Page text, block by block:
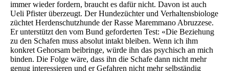
immer wieder fordern, braucht es dafür nicht. Davon ist auch
Ueli Pfister überzeugt. Der Hundezüchter und Verhaltensbiologe
züchtet Herdenschutzhunde der Rasse Maremmano Abruzzese.
Er unterstützt den vom Bund geforderten Test: «Die Beziehung
zu den Schafen muss absolut intakt bleiben. Wenn ich ihm
konkret Gehorsam beibringe, würde ihn das psychisch an mich
binden. Die Folge wäre, dass ihn die Schafe dann nicht mehr
genug interessieren und er Gefahren nicht mehr selbständig